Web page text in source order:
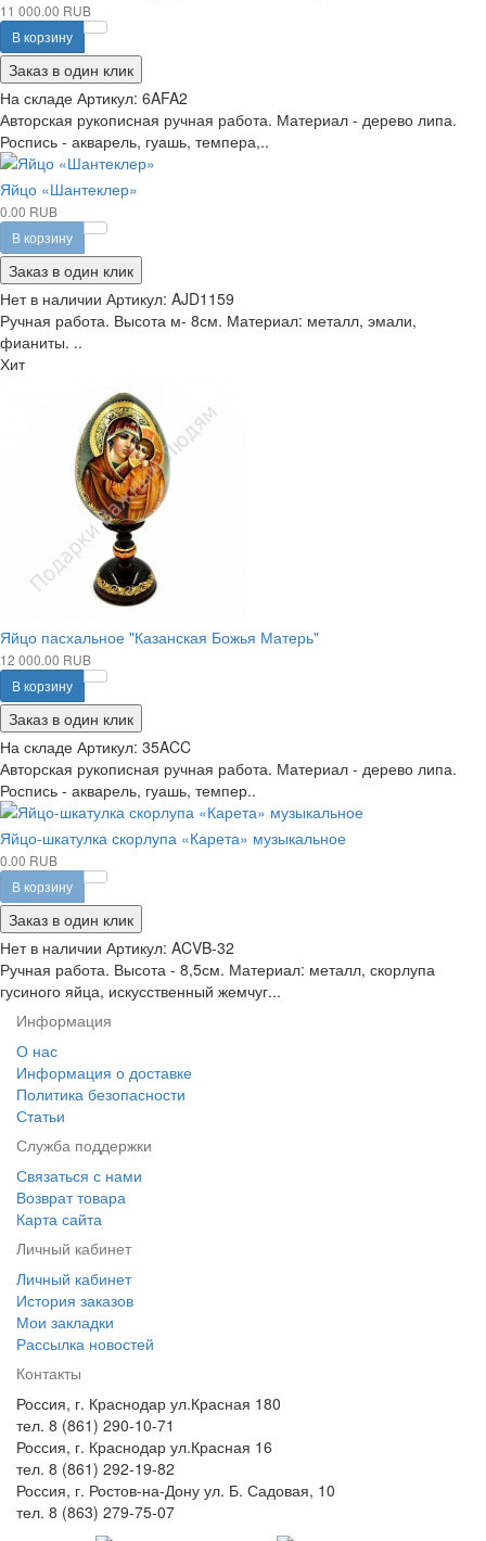
11 000.00 RUB
В корзину
Заказ в один клик
На складе Артикул: 6AFA2
Авторская рукописная ручная работа. Материал - дерево липа.
Роспись - акварель, гуашь, темпера,..
Яйцо «Шантеклер»
0.00 RUB
В корзину
Заказ в один клик
Нет в наличии Артикул: AJD1159
Ручная работа. Высота м- 8см. Материал: металл, эмали,
фианиты. ..
Хит
Яйцо пасхальное "Казанская Божья Матерь"
12 000.00 RUB
В корзину
Заказ в один клик
На складе Артикул: 35ACC
Авторская рукописная ручная работа. Материал - дерево липа.
Роспись - акварель, гуашь, темпер..
Яйцо-шкатулка скорлупа «Карета» музыкальное
0.00 RUB
В корзину
Заказ в один клик
Нет в наличии Артикул: ACVB-32
Ручная работа. Высота - 8,5см. Материал: металл, скорлупа
гусиного яйца, искусственный жемчуг...
Информация
О нас
Информация о доставке
Политика безопасности
Статьи
Служба поддержки
Связаться с нами
Возврат товара
Карта сайта
Личный кабинет
Личный кабинет
История заказов
Мои закладки
Рассылка новостей
Контакты
Россия, г. Краснодар ул.Красная 180
тел. 8 (861) 290-10-71
Россия, г. Краснодар ул.Красная 16
тел. 8 (861) 292-19-82
Россия, г. Ростов-на-Дону ул. Б. Садовая, 10
тел. 8 (863) 279-75-07